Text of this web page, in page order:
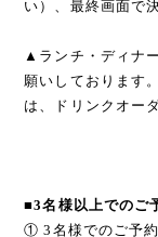
い）、最終画面で
▲ランチ・ディナ
願いしております
は、ドリンクオー
■3名様以上でのご
① 3名様でのご予